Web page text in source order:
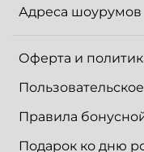
Адреса шоурумов
Оферта и
Правила
Подарок ко дню